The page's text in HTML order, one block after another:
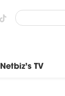
Netbiz's TV